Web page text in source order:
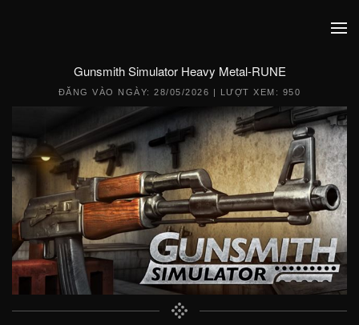
Gunsmith Simulator Heavy Metal-RUNE
ĐĂNG VÀO NGÀY:28/05/2026 | LƯỢT XEM: 950